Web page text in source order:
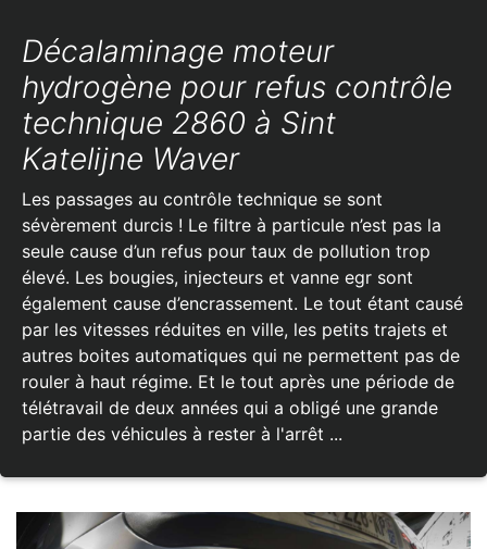
Décalaminage moteur
hydrogène pour refus contrôle
technique 2860 à Sint
Katelijne Waver
Les passages au contrôle technique se sont
sévèrement durcis ! Le filtre à particule n’est pas la
seule cause d’un refus pour taux de pollution trop
élevé. Les bougies, injecteurs et vanne egr sont
également cause d’encrassement. Le tout étant causé
par les vitesses réduites en ville, les petits trajets et
autres boites automatiques qui ne permettent pas de
rouler à haut régime. Et le tout après une période de
télétravail de deux années qui a obligé une grande
partie des véhicules à rester à l'arrêt ...